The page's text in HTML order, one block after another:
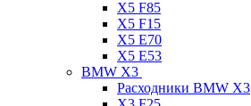
X5 F85
X5 F15
X5 E70
X5 E53
BMW X3
Расходники BMW X3